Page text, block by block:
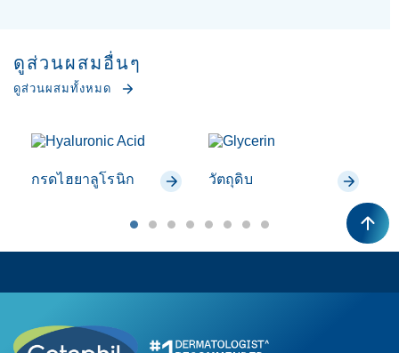
ดูส่วนผสมอื่นๆ
ดูส่วนผสมทั้งหมด
กรดไฮยาลูโรนิก วัตถุดิบ